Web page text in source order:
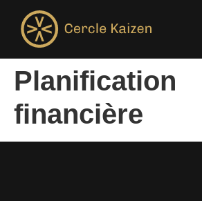
Planification
financière